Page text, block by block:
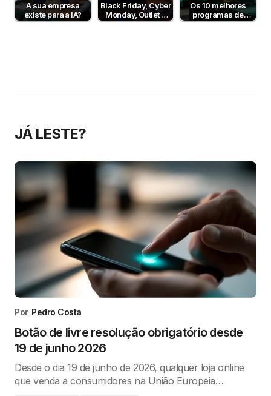
A sua empresa
existe para a IA?
Black Friday, Cyber
Monday, Outlet e
Dia sem IVA! Posso
Os 10 melhores
programas de
faturação para lojas
JÁ LESTE?
Por Pedro Costa
Botão de livre resolução obrigatório desde
19 de junho 2026
Desde o dia 19 de junho de 2026, qualquer loja online
que venda a consumidores na União Europeia…